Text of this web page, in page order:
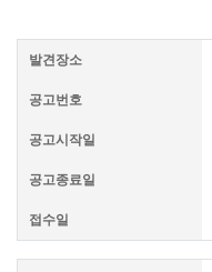
발견장소
공고번호
공고시작일
공고종료일
접수일